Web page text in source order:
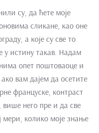
су, да ћете моје
сликане, као оне
а које су све то
у истину такав. Надам
опет поштоваоце и
вам дајем да осетите
француске, контраст
него пре и да све
мери, колико моје знање